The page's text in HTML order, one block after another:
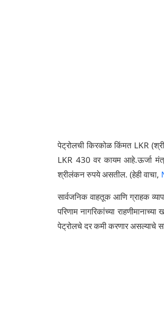
पेट्रोलची किरकोळ किंमत LKR
LKR 430 वर कायम आहे.ऊर्जा
श्रीलंकन रुपये असतील. (हेही वाचा,
सार्वजनिक वाहतूक आणि ग्राहक
परिणाम नागरिकांच्या
पेट्रोलचे दर कमी करणार असल्याचे